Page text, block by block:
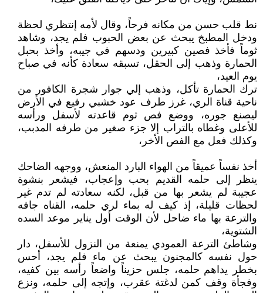
نط قلب حسن من مكانه فرحاً، وقال لأمه إنتظري لحظة
ودخل المطبخ يبحث عن بعض الحبوب فلم يجد، وشاهد
ثوماً فأخذ فصين كبيرين ودسهم في جيبه، وأخذ بحبل
الحمارة وذهب إلى الحقل، تسبقه سعادة كأنه في صباح
يوم العيد،
ترك الحمارة تأكل، وذهب إلي جوار شجرة الكافور من
ناحية قناة الري، غرز طرف عود خشبي رفيع في الأرض
ليصنع جوره، ووضع فص ثوم قاعدته لأسفل ورأسه
للأعلى وغطاه بالتراب إلا جزء صغير من طرفه المدبب،
وكذلك فعل مع الفص الأخر،
أخذ نفساً عميقاً من الهواء البارد المنعش، ووجهه الضاحك
ينظر إلى حلمه القديم بحب وإعجاب، فيشعر بنشوة
عجيبة لم يشعر بها من قبل، لكنه سعادته لم تدم غير
لحظات قليلة، إذ كيف له بماء لري حلمه، القناه جافه
والترعة بها ماء ضاحل لأن الوقت أول يناير موعد السده
الشتوية،
وشاطئ الترعة العمودي يمنعة من النزول للأسفل، دار
حول نفسه كالمجنون يبحث عن ماء فلم يجد، أحس
بخطر يداهم حلمه، جلس حزيناً واضعاً رأسه بين كفيه،
وفجأة وقف كمن لدغتة عقرب، وإتجه إلى حلمه، ونزع